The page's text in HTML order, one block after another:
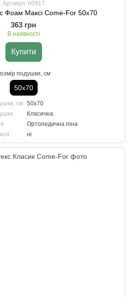
Артикул: n0917
Фоам Максі Come-For 50х70
363 грн
В наявності
Купити
подушки, см
50х70
см 50х70
Класична
Ортопедична піна
ні